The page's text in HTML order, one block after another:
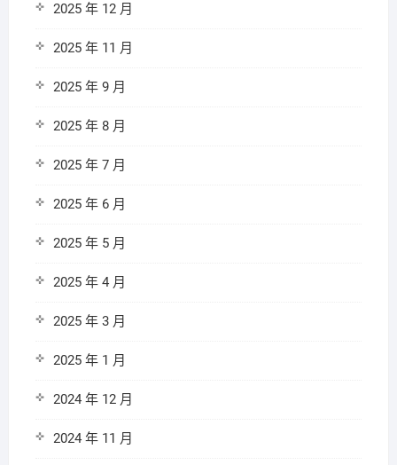
2025 年 12 月
2025 年 11 月
2025 年 9 月
2025 年 8 月
2025 年 7 月
2025 年 6 月
2025 年 5 月
2025 年 4 月
2025 年 3 月
2025 年 1 月
2024 年 12 月
2024 年 11 月